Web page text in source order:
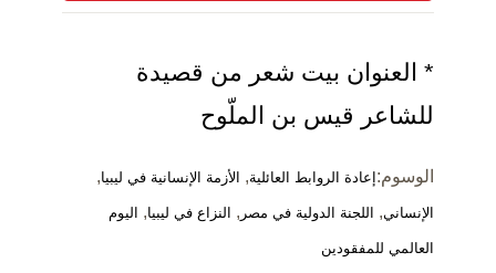
* العنوان بيت شعر من قصيدة
للشاعر قيس بن الملّوح
الوسوم: إعادة الروابط العائلية, الأزمة الإنسانية في ليبيا,
الإنساني, اللجنة الدولية في مصر , النزاع في ليبيا, اليوم
العالمي للمفقودين